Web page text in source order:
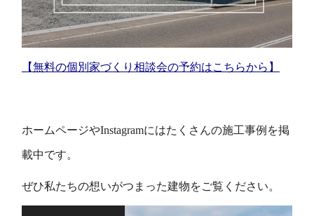
【無料の個別家づくり相談会の予約はこちらから】
ホームページやInstagramにはたくさんの施工事例を掲
載中です。
ぜひ私たちの想いがつまった建物をご覧ください。